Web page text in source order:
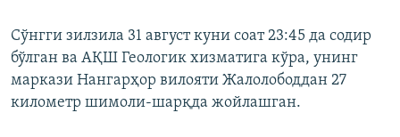
Сўнгги зилзила 31 август куни соат 23:45 да содир
бўлган ва АҚШ Геологик хизматига кўра, унинг
маркази Нангарҳор вилояти Жалолободдан 27
километр шимоли-шарқда жойлашган.